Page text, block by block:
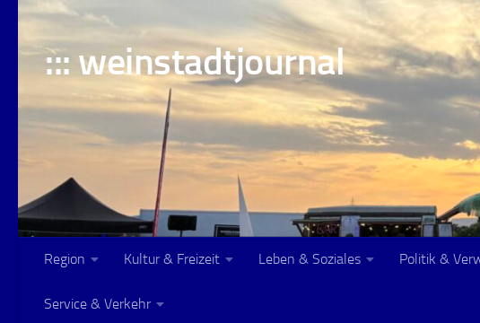
Skip to content
::: weinstadtjournal
Region Kultur & Freizeit Leben & Soziales Politik &
Service & Verkehr